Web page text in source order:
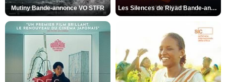
Mutiny Bande-annonce VO STFR Les Silences de Riyad Bande-annonce VO STFR